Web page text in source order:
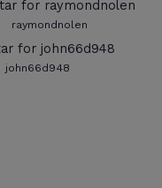
raymondnolen
john66d948